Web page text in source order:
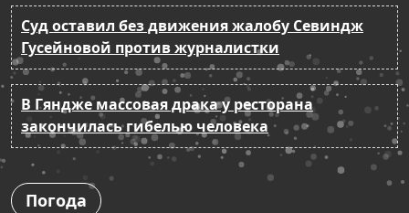
Суд оставил без движения жалобу Севиндж
Гусейновой против журналистки
В Гяндже массовая драка у ресторана
закончилась гибелью человека
Погода